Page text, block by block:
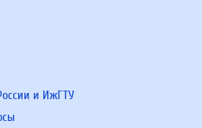
и ИжГТУ